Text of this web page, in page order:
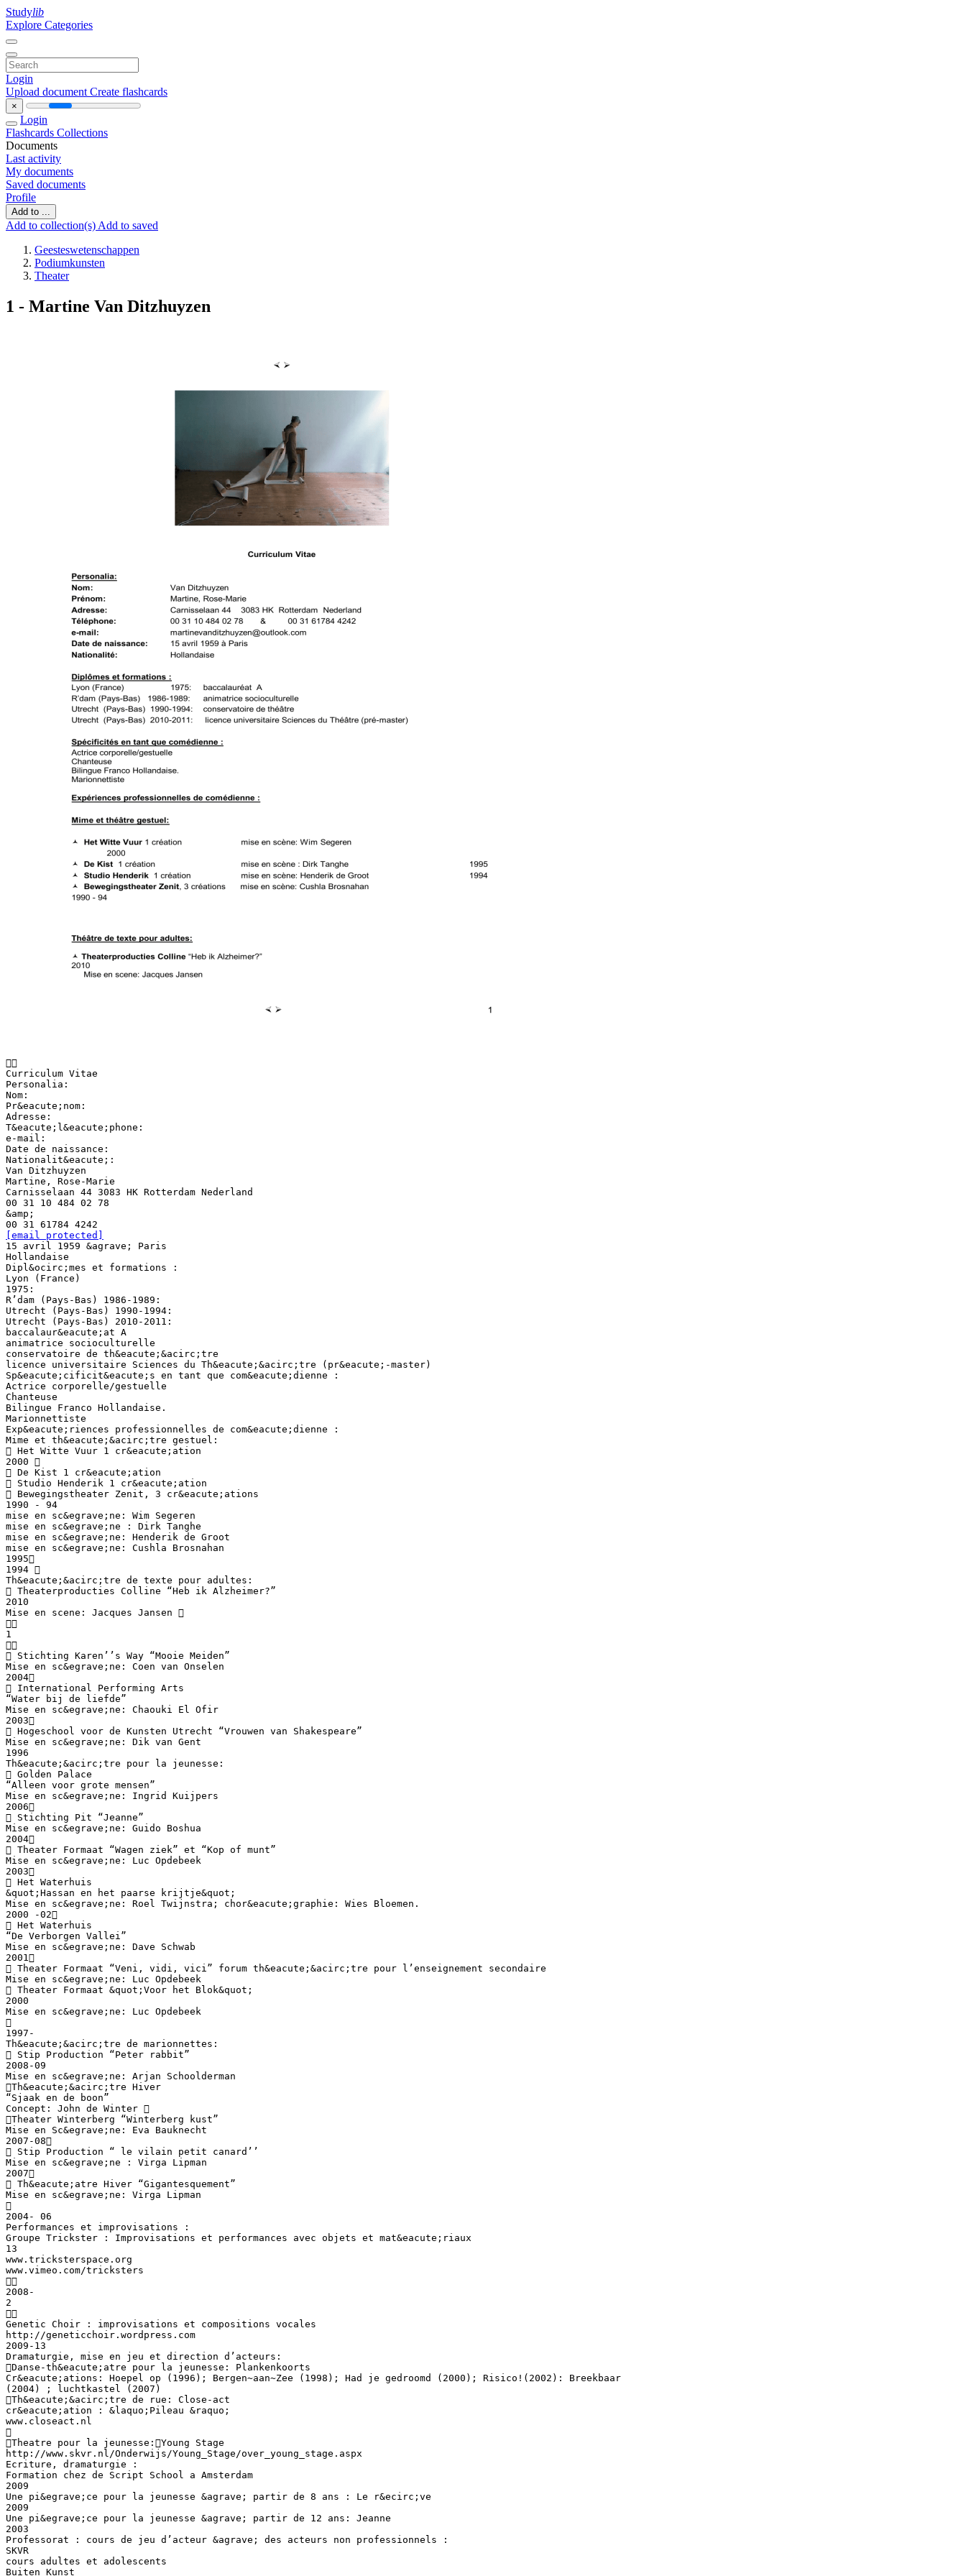
Studylib
Explore Categories
Login
Upload document Create flashcards
×
Login
Flashcards Collections
Documents
Last activity
My documents
Saved documents
Profile
Add to ...
Add to collection(s) Add to saved
Geesteswetenschappen
Podiumkunsten
Theater
1 - Martine Van Ditzhuyzen

Curriculum Vitae
Personalia:
Nom:
Pr&eacute;nom:
Adresse:
T&eacute;l&eacute;phone:
e-mail:
Date de naissance:
Nationalit&eacute;:
Van Ditzhuyzen
Martine, Rose-Marie
Carnisselaan 44 3083 HK Rotterdam Nederland
00 31 10 484 02 78
&amp;
[email protected]
15 avril 1959 &agrave; Paris
Hollandaise
Dipl&ocirc;mes et formations :
Lyon (France)
1975:
R’dam (Pays-Bas) 1986-1989:
Utrecht (Pays-Bas) 1990-1994:
Utrecht (Pays-Bas) 2010-2011:
baccalaur&eacute;at A
animatrice socioculturelle
conservatoire de th&eacute;&acirc;tre
licence universitaire Sciences du Th&eacute;&acirc;tre (pr&eacute;-master)
Sp&eacute;cificit&eacute;s en tant que com&eacute;dienne :
Actrice corporelle/gestuelle
Chanteuse
Bilingue Franco Hollandaise.
Marionnettiste
Exp&eacute;riences professionnelles de com&eacute;dienne :
Mime et th&eacute;&acirc;tre gestuel:
 Het Witte Vuur 1 cr&eacute;ation
2000 
 De Kist 1 cr&eacute;ation
 Studio Henderik 1 cr&eacute;ation
 Bewegingstheater Zenit, 3 cr&eacute;ations
1990 - 94
mise en sc&egrave;ne: Wim Segeren
mise en sc&egrave;ne : Dirk Tanghe
mise en sc&egrave;ne: Henderik de Groot
mise en sc&egrave;ne: Cushla Brosnahan
1995
1994 
Th&eacute;&acirc;tre de texte pour adultes:
 Theaterproducties Colline “Heb ik Alzheimer?”
2010
Mise en scene: Jacques Jansen 

1

 Stichting Karen’’s Way “Mooie Meiden”
Mise en sc&egrave;ne: Coen van Onselen
2004
 International Performing Arts
“Water bij de liefde”
Mise en sc&egrave;ne: Chaouki El Ofir
2003
 Hogeschool voor de Kunsten Utrecht “Vrouwen van Shakespeare”
Mise en sc&egrave;ne: Dik van Gent
1996
Th&eacute;&acirc;tre pour la jeunesse:
 Golden Palace
“Alleen voor grote mensen”
Mise en sc&egrave;ne: Ingrid Kuijpers
2006
 Stichting Pit “Jeanne”
Mise en sc&egrave;ne: Guido Boshua
2004
 Theater Formaat “Wagen ziek” et “Kop of munt”
Mise en sc&egrave;ne: Luc Opdebeek
2003
 Het Waterhuis
&quot;Hassan en het paarse krijtje&quot;
Mise en sc&egrave;ne: Roel Twijnstra; chor&eacute;graphie: Wies Bloemen.
2000 -02
 Het Waterhuis
“De Verborgen Vallei”
Mise en sc&egrave;ne: Dave Schwab
2001
 Theater Formaat “Veni, vidi, vici” forum th&eacute;&acirc;tre pour l’enseignement secondaire
Mise en sc&egrave;ne: Luc Opdebeek
 Theater Formaat &quot;Voor het Blok&quot;
2000
Mise en sc&egrave;ne: Luc Opdebeek

1997-
Th&eacute;&acirc;tre de marionnettes:
 Stip Production “Peter rabbit”
2008-09
Mise en sc&egrave;ne: Arjan Schoolderman
Th&eacute;&acirc;tre Hiver
“Sjaak en de boon”
Concept: John de Winter 
Theater Winterberg “Winterberg kust”
Mise en Sc&egrave;ne: Eva Bauknecht
2007-08
 Stip Production “ le vilain petit canard’’
Mise en sc&egrave;ne : Virga Lipman
2007
 Th&eacute;atre Hiver “Gigantesquement”
Mise en sc&egrave;ne: Virga Lipman

2004- 06
Performances et improvisations :
Groupe Trickster : Improvisations et performances avec objets et mat&eacute;riaux
13
www.tricksterspace.org
www.vimeo.com/tricksters

2008-
2

Genetic Choir : improvisations et compositions vocales
http://geneticchoir.wordpress.com
2009-13
Dramaturgie, mise en jeu et direction d’acteurs:
Danse-th&eacute;atre pour la jeunesse: Plankenkoorts
Cr&eacute;ations: Hoepel op (1996); Bergen~aan~Zee (1998); Had je gedroomd (2000); Risico!(2002): Breekbaar
(2004) ; luchtkastel (2007)
Th&eacute;&acirc;tre de rue: Close-act
cr&eacute;ation : &laquo;Pileau &raquo;
www.closeact.nl

Theatre pour la jeunesse:Young Stage
http://www.skvr.nl/Onderwijs/Young_Stage/over_young_stage.aspx
Ecriture, dramaturgie :
Formation chez de Script School a Amsterdam
2009
Une pi&egrave;ce pour la jeunesse &agrave; partir de 8 ans : Le r&ecirc;ve
2009
Une pi&egrave;ce pour la jeunesse &agrave; partir de 12 ans: Jeanne
2003
Professorat : cours de jeu d’acteur &agrave; des acteurs non professionnels :
SKVR
cours adultes et adolescents
Buiten Kunst